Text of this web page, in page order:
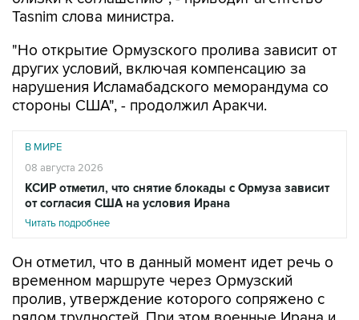
Tasnim слова министра.
"Но открытие Ормузского пролива зависит от
других условий, включая компенсацию за
нарушения Исламабадского меморандума со
стороны США", - продолжил Аракчи.
В МИРЕ
08 августа 2026
КСИР отметил, что снятие блокады с Ормуза зависит
от согласия США на условия Ирана
Читать подробнее
Он отметил, что в данный момент идет речь о
временном маршруте через Ормузский
пролив, утверждение которого сопряжено с